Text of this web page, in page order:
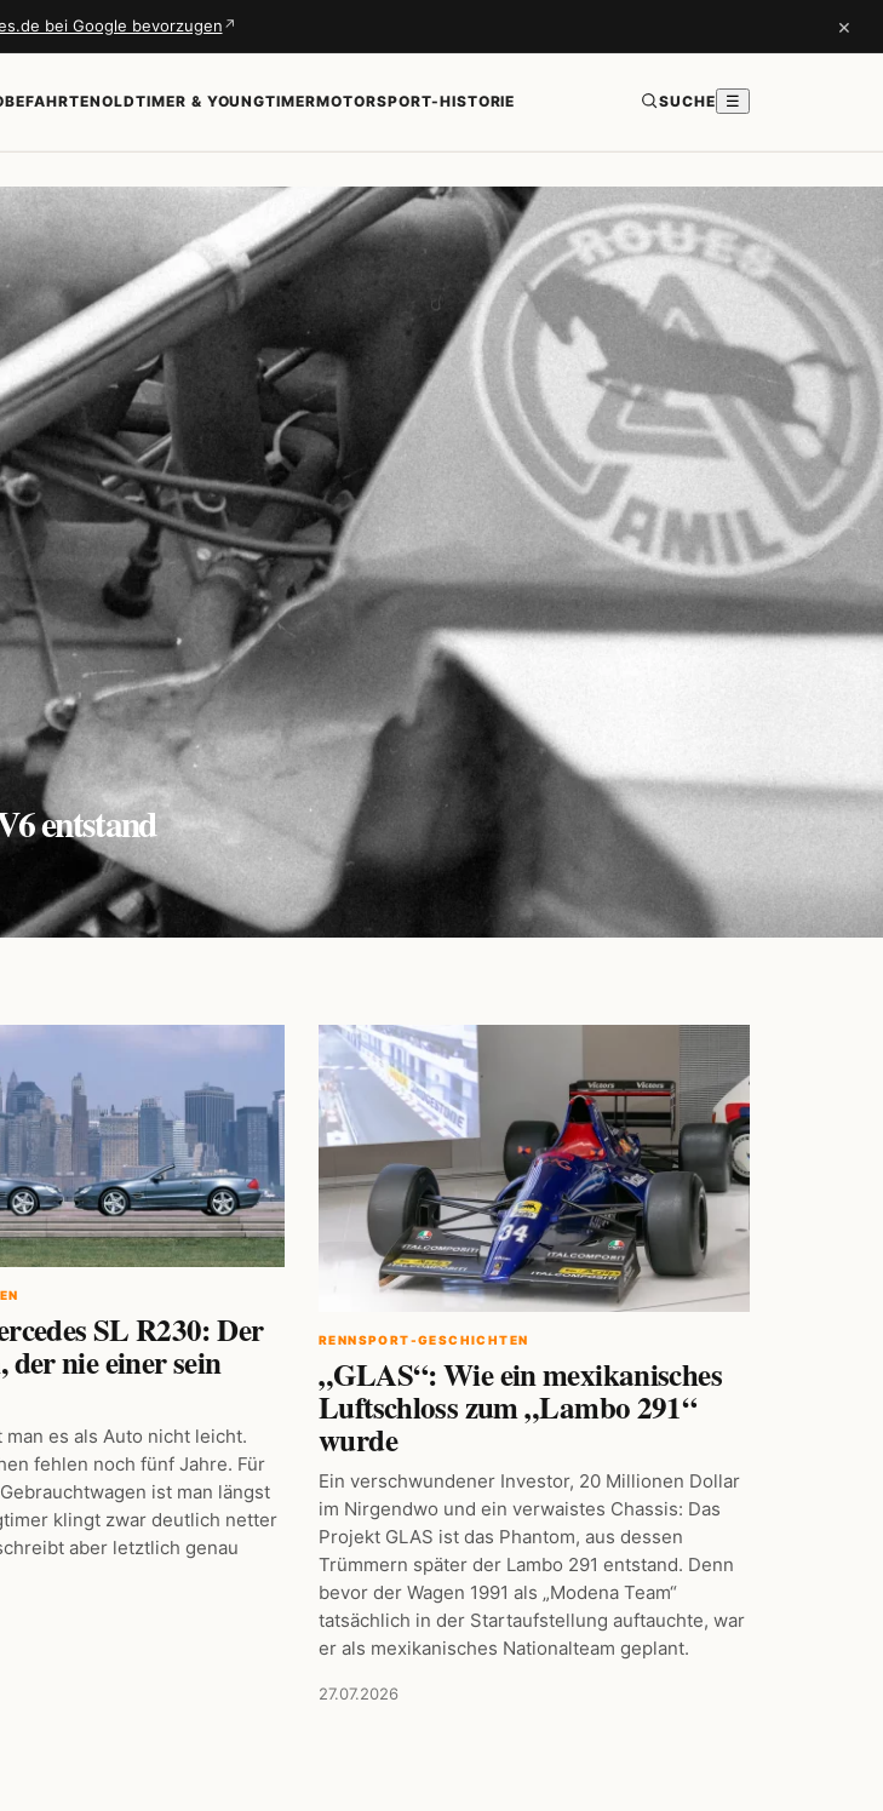
bei Google bevorzugen ↗ ×
OLDTIMER & YOUNGTIMERMOTORSPORT-HISTORIE SUCHE ☰
entstand
SL R230: Der
der nie einer sein
man es als Auto nicht leicht.
fehlen noch fünf Jahre. Für
ist man längst
klingt zwar deutlich netter
aber letztlich genau
RENNSPORT-GESCHICHTEN
„GLAS“: Wie ein mexikanisches
Luftschloss zum „Lambo 291“
wurde
Ein verschwundener Investor, 20 Millionen Dollar
im Nirgendwo und ein verwaistes Chassis: Das
Projekt GLAS ist das Phantom, aus dessen
Trümmern später der Lambo 291 entstand. Denn
bevor der Wagen 1991 als „Modena Team“
tatsächlich in der Startaufstellung auftauchte, war
er als mexikanisches Nationalteam geplant.
27.07.2026